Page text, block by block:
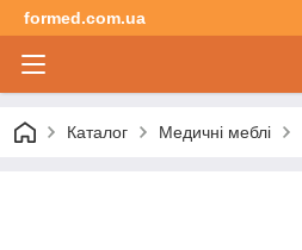
formed.com.ua
Каталог Медичні меблі